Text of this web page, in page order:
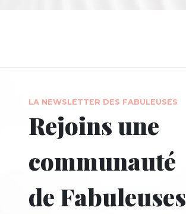
LA NEWSLETTER DES FABULEUSES
Rejoins une
communauté
de Fabuleuses